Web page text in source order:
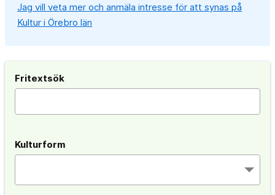
Jag vill veta mer och anmäla intresse för att synas på
Kultur i Örebro län
Fritextsök
Kulturform